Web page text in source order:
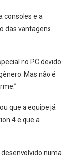
consoles e a
das vantagens
no PC devido
Mas não é
que a equipe já
4 e que a
numa